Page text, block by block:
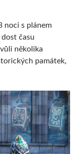
noci s plánem
času
několika
památek,